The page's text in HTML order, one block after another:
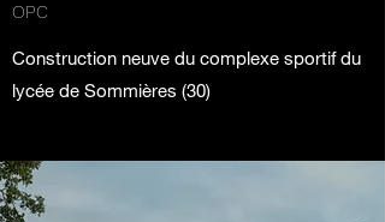
​OPC
Construction neuve du complexe sportif du
lycée de Sommières (30)